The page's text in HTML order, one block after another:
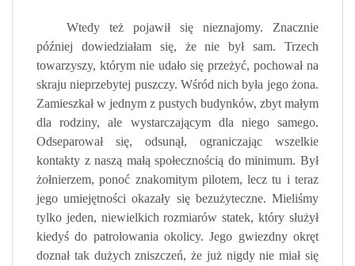
Wtedy też pojawił się nieznajomy. Znacznie
później dowiedziałam się, że nie był sam. Trzech
towarzyszy, którym nie udało się przeżyć, pochował na
skraju nieprzebytej puszczy. Wśród nich była jego żona.
Zamieszkał w jednym z pustych budynków, zbyt małym
dla rodziny, ale wystarczającym dla niego samego.
Odseparował się, odsunął, ograniczając wszelkie
kontakty z naszą małą społecznością do minimum. Był
żołnierzem, ponoć znakomitym pilotem, lecz tu i teraz
jego umiejętności okazały się bezużyteczne. Mieliśmy
tylko jeden, niewielkich rozmiarów statek, który służył
kiedyś do patrolowania okolicy. Jego gwiezdny okręt
doznał tak dużych zniszczeń, że już nigdy nie miał się